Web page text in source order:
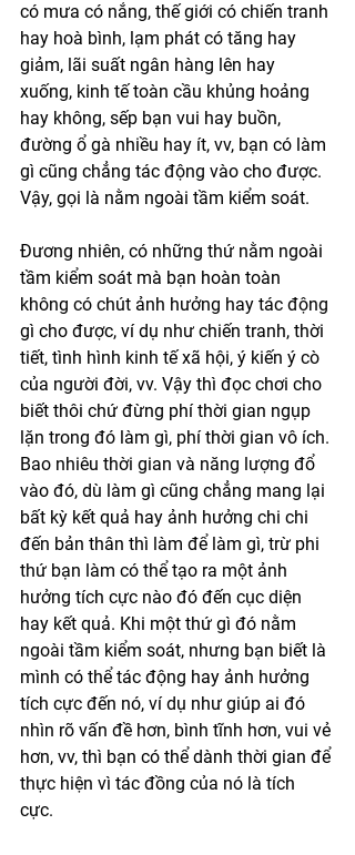
có mưa có nắng, thế giới có chiến tranh
hay hoà bình, lạm phát có tăng hay
giảm, lãi suất ngân hàng lên hay
xuống, kinh tế toàn cầu khủng hoảng
hay không, sếp bạn vui hay buồn,
đường ổ gà nhiều hay ít, vv, bạn có làm
gì cũng chẳng tác động vào cho được.
Vậy, gọi là nằm ngoài tầm kiểm soát.
Đương nhiên, có những thứ nằm ngoài
tầm kiểm soát mà bạn hoàn toàn
không có chút ảnh hưởng hay tác động
gì cho được, ví dụ như chiến tranh, thời
tiết, tình hình kinh tế xã hội, ý kiến ý cò
của người đời, vv. Vậy thì đọc chơi cho
biết thôi chứ đừng phí thời gian ngụp
lặn trong đó làm gì, phí thời gian vô ích.
Bao nhiêu thời gian và năng lượng đổ
vào đó, dù làm gì cũng chẳng mang lại
bất kỳ kết quả hay ảnh hưởng chi chi
đến bản thân thì làm để làm gì, trừ phi
thứ bạn làm có thể tạo ra một ảnh
hưởng tích cực nào đó đến cục diện
hay kết quả. Khi một thứ gì đó nằm
ngoài tầm kiểm soát, nhưng bạn biết là
mình có thể tác động hay ảnh hưởng
tích cực đến nó, ví dụ như giúp ai đó
nhìn rõ vấn đề hơn, bình tĩnh hơn, vui vẻ
hơn, vv, thì bạn có thể dành thời gian để
thực hiện vì tác đồng của nó là tích
cực.